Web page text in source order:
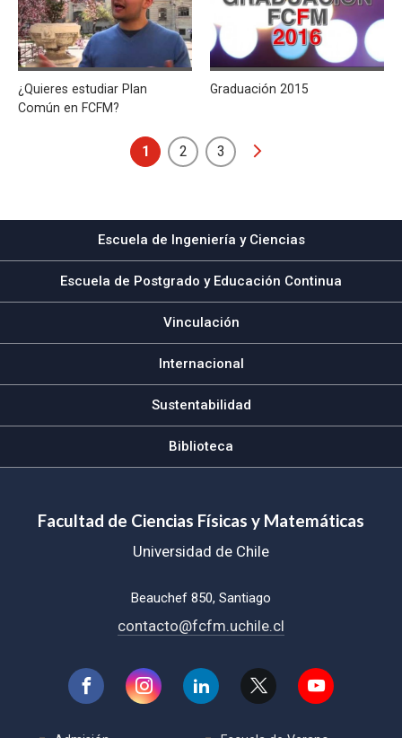
¿Quieres estudiar Plan
Común en FCFM?
Graduación 2015
1 2 3
Escuela de Ingeniería y Ciencias
Escuela de Postgrado y Educación Continua
Vinculación
Internacional
Sustentabilidad
Biblioteca
Facultad de Ciencias Físicas y Matemáticas
Universidad de Chile
Beauchef 850, Santiago
contacto@fcfm.uchile.cl